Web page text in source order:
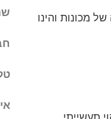
מכונות והינו